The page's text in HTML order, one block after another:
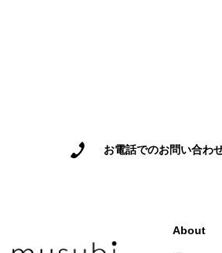
お電話でのお問い合わ
About